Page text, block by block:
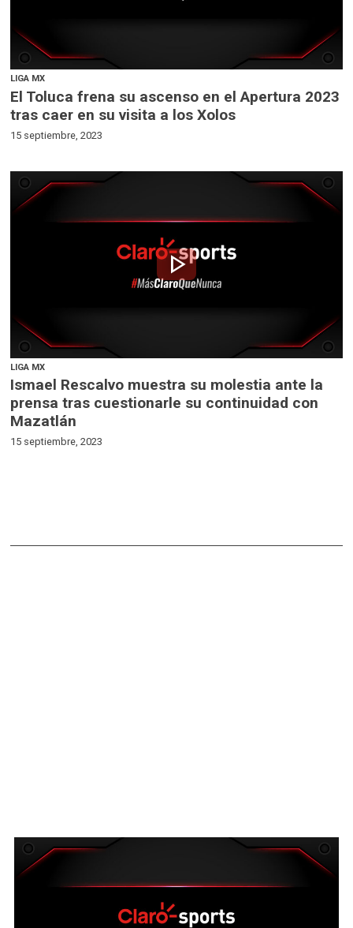
LIGA MX
El Toluca frena su ascenso en el Apertura 2023
tras caer en su visita a los Xolos
15 septiembre, 2023
play_arrow
LIGA MX
Ismael Rescalvo muestra su molestia ante la
prensa tras cuestionarle su continuidad con
Mazatlán
15 septiembre, 2023